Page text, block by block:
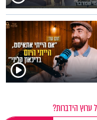
הידברות?